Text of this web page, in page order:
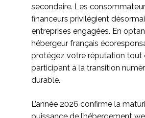
secondaire. Les
financeurs privilégient
entreprises engagées. En
hébergeur français
protégez votre réputation tout
participant à la transition
durable.
L’année 2026 confirme la